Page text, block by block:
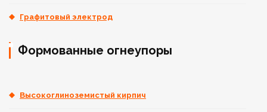
Графитовый электрод
Формованные огнеупоры
Высокоглиноземистый кирпич